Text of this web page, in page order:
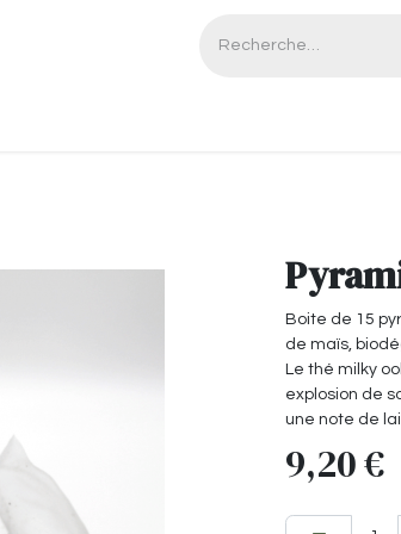
Boite de 15
de maïs,
Le thé milky
explosion de
une note de
9,20€